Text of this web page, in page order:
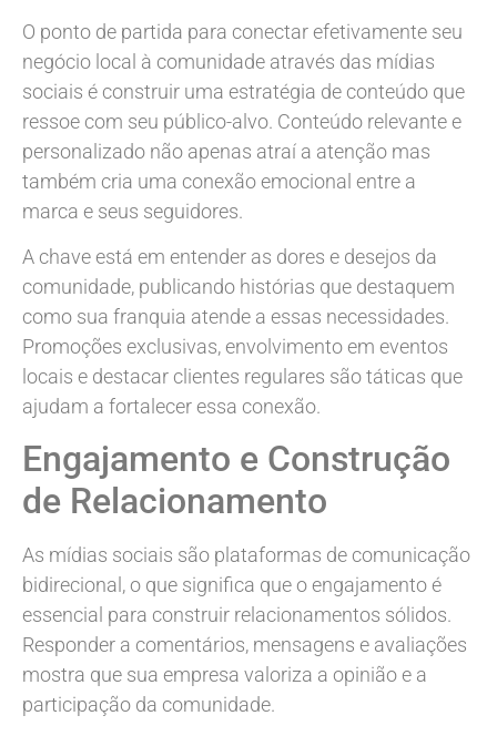
O ponto de partida para conectar efetivamente seu
negócio local à comunidade através das mídias
sociais é construir uma estratégia de conteúdo que
ressoe com seu público-alvo. Conteúdo relevante e
personalizado não apenas atraí a atenção mas
também cria uma conexão emocional entre a
marca e seus seguidores.
A chave está em entender as dores e desejos da
comunidade, publicando histórias que destaquem
como sua franquia atende a essas necessidades.
Promoções exclusivas, envolvimento em eventos
locais e destacar clientes regulares são táticas que
ajudam a fortalecer essa conexão.
Engajamento e Construção
de Relacionamento
As mídias sociais são plataformas de comunicação
bidirecional, o que significa que o engajamento é
essencial para construir relacionamentos sólidos.
Responder a comentários, mensagens e avaliações
mostra que sua empresa valoriza a opinião e a
participação da comunidade.